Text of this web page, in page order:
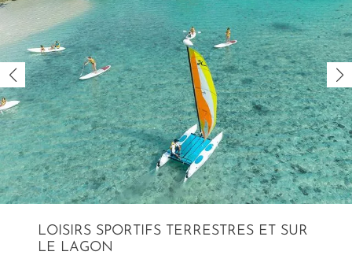
LOISIRS SPORTIFS TERRESTRES ET SUR
LE LAGON